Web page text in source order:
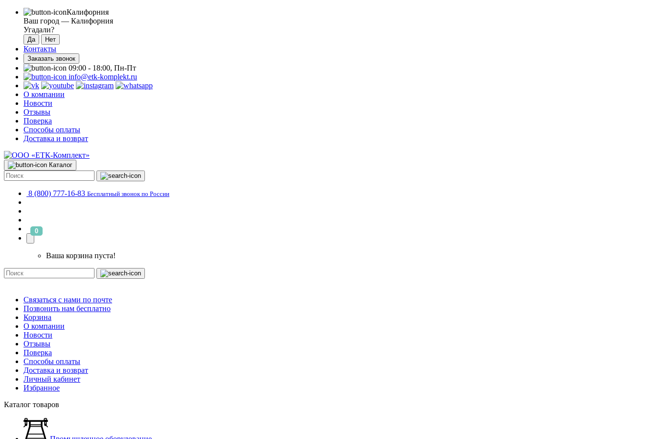
Калифорния
Ваш город — Калифорния
Угадали?
Контакты
Заказать звонок
09:00 - 18:00, Пн-Пт
info@etk-komplekt.ru
О компании
Новости
Отзывы
Поверка
Способы оплаты
Доставка и возврат
Каталог
8 (800) 777-16-83 Бесплатный звонок по России
0
Ваша корзина пуста!
Связаться с нами по почте
Позвонить нам бесплатно
Корзина
О компании
Новости
Отзывы
Поверка
Способы оплаты
Доставка и возврат
Личный кабинет
Избранное
Каталог товаров